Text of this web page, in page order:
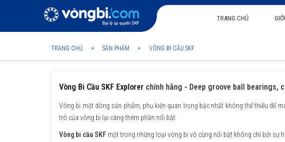
TRANG CHỦ
TRANG CHỦ SẢN PHẨM VÒNG BI CẦU SKF
Vòng Bi Cầu SKF Explorer chính hãng - Deep groove ball bearings,
Vòng bi một dòng sản phẩm, phụ kiện quan trọng bậc nhất không thể thiếu để
trò của vòng bi lại càng thêm phần nổi bật.
Vòng bi cầu SKF một trong những loại vòng bi vô cùng nổi bật không chỉ bởi sự